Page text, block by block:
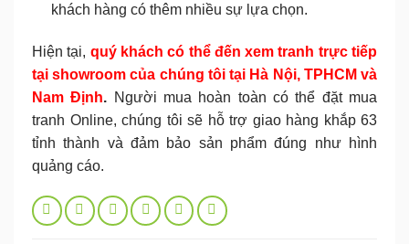
khách hàng có thêm nhiều sự lựa chọn.
Hiện tại, quý khách có thể đến xem tranh trực tiếp
tại showroom của chúng tôi tại Hà Nội, TPHCM và
Nam Định. Người mua hoàn toàn có thể đặt mua
tranh Online, chúng tôi sẽ hỗ trợ giao hàng khắp 63
tỉnh thành và đảm bảo sản phẩm đúng như hình
quảng cáo.